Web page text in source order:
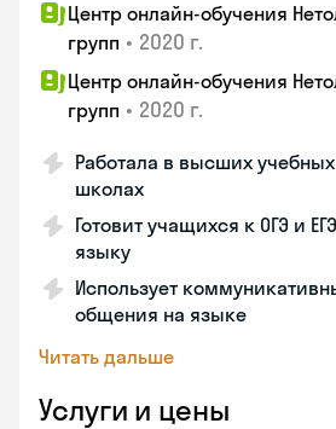
Центр онлайн-обучения
групп • 2020 г.
Центр онлайн-обучения
групп • 2020 г.
Работала в высших
школах
Готовит учащихся к ОГЭ и
языку
Использует
общения на языке
Читать дальше
Услуги и цены